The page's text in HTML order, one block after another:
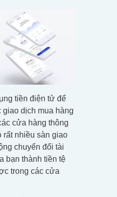
tiền điện tử để
giao dịch mua hàng
cửa hàng thông
nhiều sàn giao
chuyển đổi tài
bạn thành tiền tệ
trong các cửa